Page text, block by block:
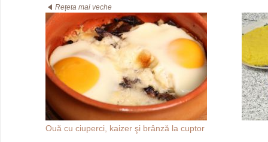
Rețeta mai veche
Ouă cu ciuperci, kaizer şi brânză la cuptor